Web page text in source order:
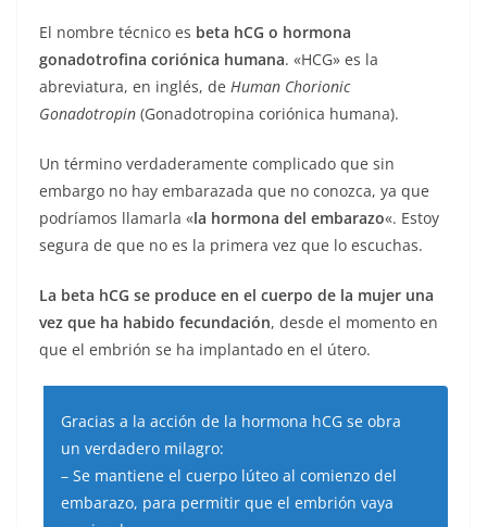
El nombre técnico es beta hCG o hormona
gonadotrofina coriónica humana. «HCG» es la
abreviatura, en inglés, de Human Chorionic
Gonadotropin (Gonadotropina coriónica humana).
Un término verdaderamente complicado que sin
embargo no hay embarazada que no conozca, ya que
podríamos llamarla «la hormona del embarazo«. Estoy
segura de que no es la primera vez que lo escuchas.
La beta hCG se produce en el cuerpo de la mujer una
vez que ha habido fecundación, desde el momento en
que el embrión se ha implantado en el útero.
Gracias a la acción de la hormona hCG se obra
un verdadero milagro:
– Se mantiene el cuerpo lúteo al comienzo del
embarazo, para permitir que el embrión vaya